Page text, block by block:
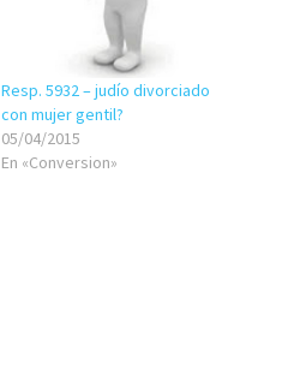
Resp. 5932 – judío divorciado
con mujer gentil?
05/04/2015
En «Conversion»